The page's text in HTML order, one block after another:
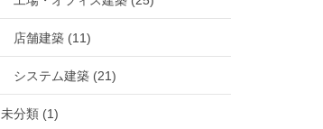
店舗建築 (11)
システム建築 (21)
未分類 (1)